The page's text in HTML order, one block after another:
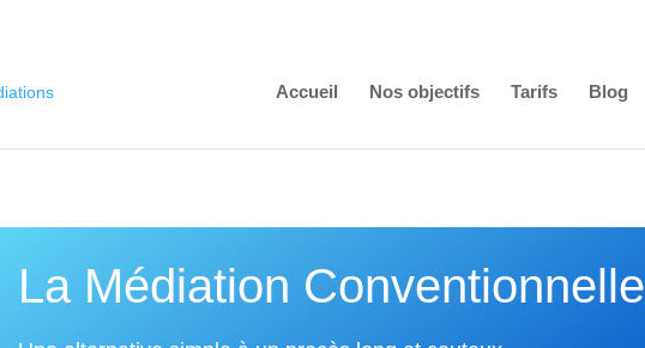
Accueil Nos objectifs Tarifs Blog
La Médiation Conventionnelle